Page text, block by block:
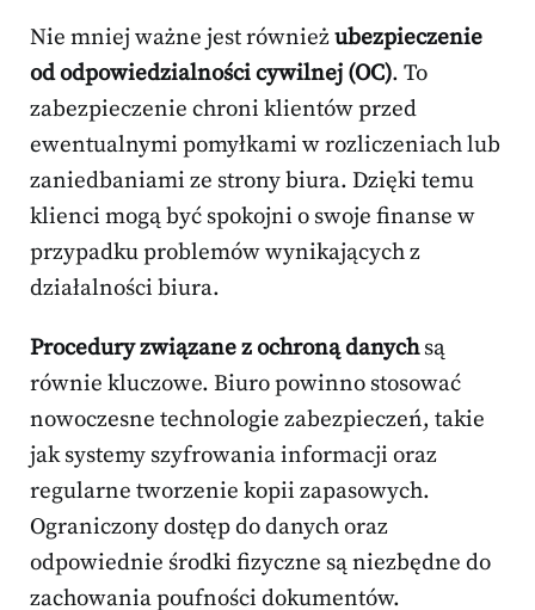
Nie mniej ważne jest równieżubezpieczenie
od odpowiedzialności cywilnej (OC). To
zabezpieczenie chroni klientów przed
ewentualnymi pomyłkami w rozliczeniach lub
zaniedbaniami ze strony biura. Dzięki temu
klienci mogą być spokojni o swoje finanse w
przypadku problemów wynikających z
działalności biura.
Procedury związane z ochroną danychsą
równie kluczowe. Biuro powinno stosować
nowoczesne technologie zabezpieczeń, takie
jak systemy szyfrowania informacji oraz
regularne tworzenie kopii zapasowych.
Ograniczony dostęp do danych oraz
odpowiednie środki fizyczne są niezbędne do
zachowania poufności dokumentów.